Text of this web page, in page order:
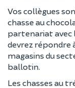
Vos collègues
chasse au
partenariat avec
devrez répondre
magasins du
ballotin.
Les chasses au